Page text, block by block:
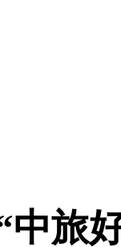
中旅